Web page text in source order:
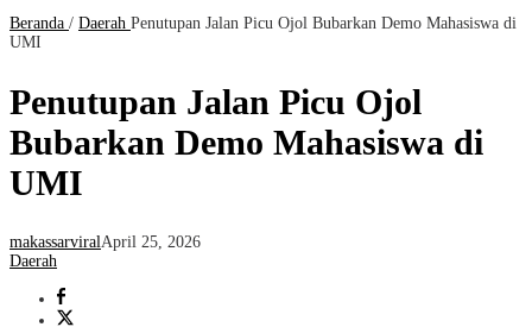
Beranda / Daerah Penutupan Jalan Picu Ojol Bubarkan Demo Mahasiswa di
UMI
Penutupan Jalan Picu Ojol
Bubarkan Demo Mahasiswa di
UMI
makassarviralApril 25, 2026
Daerah